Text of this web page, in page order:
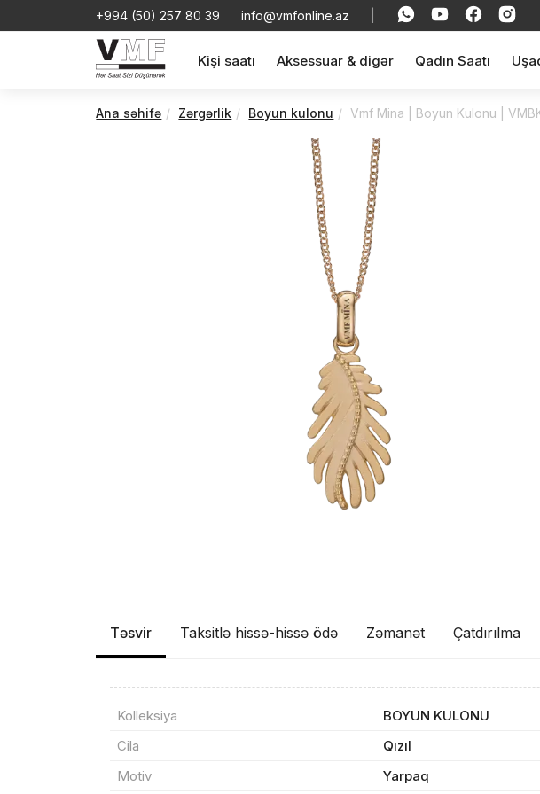
+994 (50) 257 80 39 info@vmfonline.az
Kişi saatı Aksessuar & digər Qadın Saatı
Ana səhifə Zərgərlik Boyun kulonu Vmf Mina | Boyun Kulonu |
Təsvir Taksitlə hissə-hissə ödə Zəmanət Çatdırılma
Kolleksiya
BOYUN KULONU
Cila
Qızıl
Motiv
Yarpaq
Sifarişin detalları